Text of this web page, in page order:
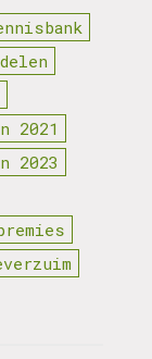
2021
2023